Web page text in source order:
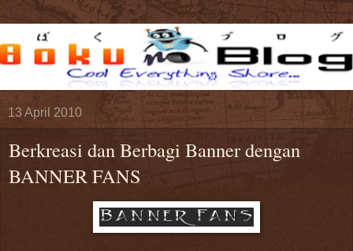
13 April 2010
Berkreasi dan Berbagi Banner dengan
BANNER FANS